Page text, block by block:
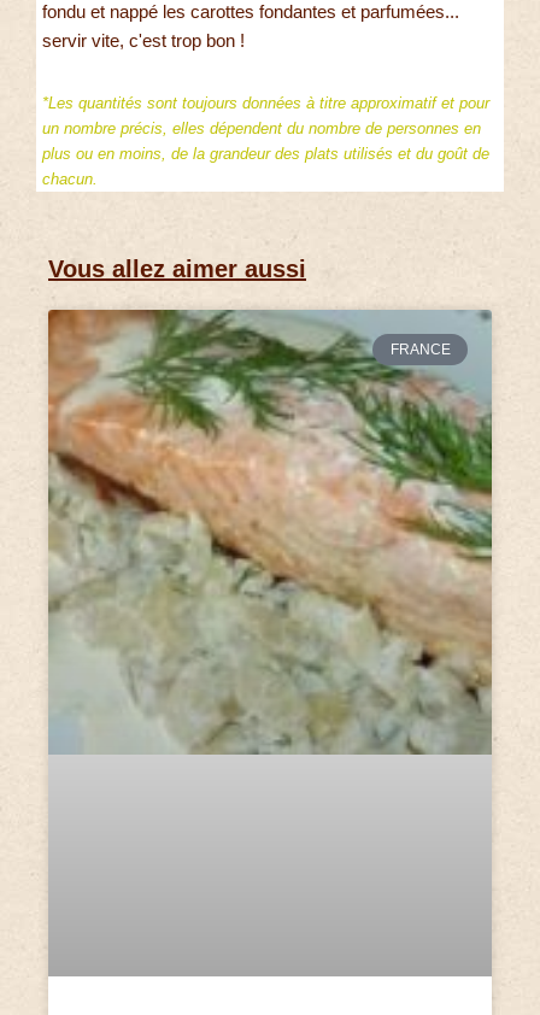
fondu et nappé les carottes fondantes et parfumées...
servir vite, c'est trop bon !
*Les quantités sont toujours données à titre approximatif et pour
un nombre précis, elles dépendent du nombre de personnes en
plus ou en moins, de la grandeur des plats utilisés et du goût de
chacun.
Vous allez aimer aussi
FRANCE